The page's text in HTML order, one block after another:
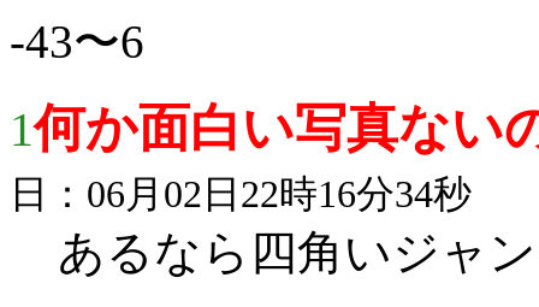
-43〜6
1何か面白い写真ない
日：06月02日22時16分34秒
あるなら四角いジャ